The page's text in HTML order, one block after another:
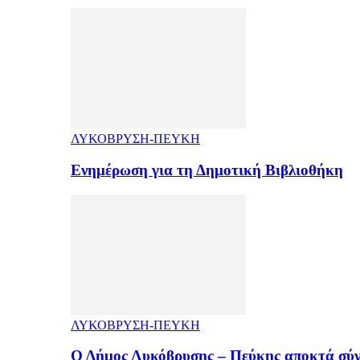
ΛΥΚΟΒΡΥΣΗ-ΠΕΥΚΗ
Ενημέρωση για τη Δημοτική Βιβλιοθήκη
ΛΥΚΟΒΡΥΣΗ-ΠΕΥΚΗ
Ο Δήμος Λυκόβρυσης – Πεύκης αποκτά